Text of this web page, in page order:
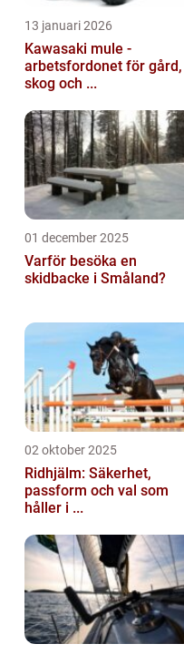
13 januari 2026
Kawasaki mule -
arbetsfordonet för gård,
skog och ...
01 december 2025
Varför besöka en
skidbacke i Småland?
02 oktober 2025
Ridhjälm: Säkerhet,
passform och val som
håller i ...